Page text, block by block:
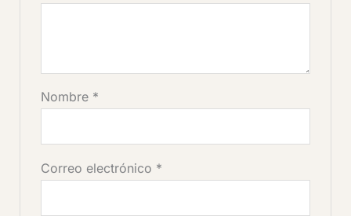
Nombre *
Correo electrónico *